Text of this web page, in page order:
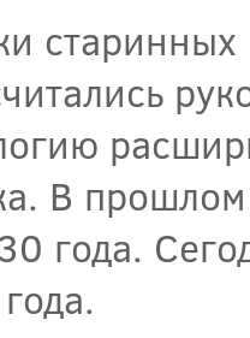
В
года.